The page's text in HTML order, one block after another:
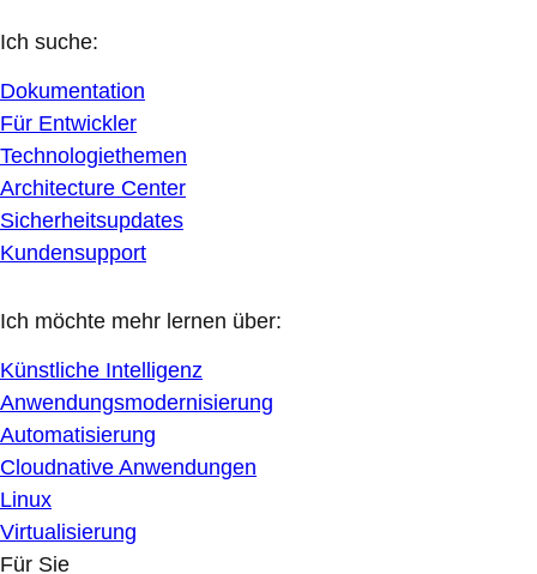
Ich suche:
Dokumentation
Für Entwickler
Technologiethemen
Architecture Center
Sicherheitsupdates
Kundensupport
Ich möchte mehr lernen über:
Künstliche Intelligenz
Anwendungsmodernisierung
Automatisierung
Cloudnative Anwendungen
Linux
Virtualisierung
Für Sie